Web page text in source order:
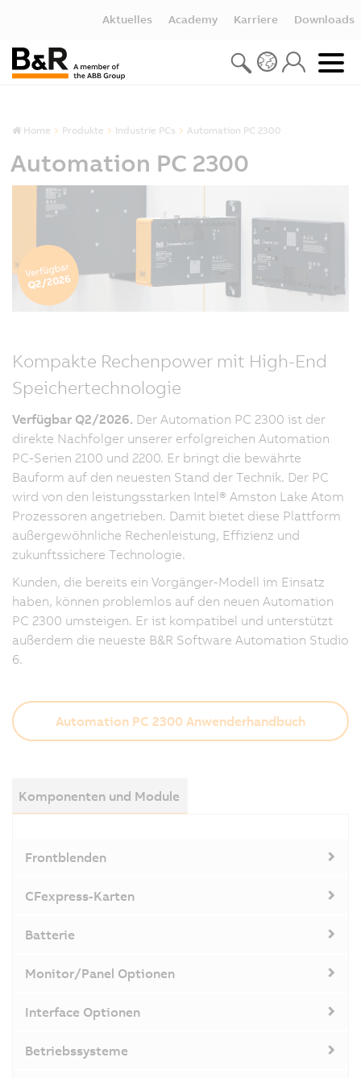
Aktuelles Academy Karriere Downloads
Home Produkte Industrie PCs Automation PC 2300
Automation PC 2300
Kompakte Rechenpower mit High-End
Speichertechnologie
Verfügbar Q2/2026. Der Automation PC 2300 ist der
direkte Nachfolger unserer erfolgreichen Automation
PC-Serien 2100 und 2200. Er bringt die bewährte
Bauform auf den neuesten Stand der Technik. Der PC
wird von den leistungsstarken Intel® Amston Lake Atom
Prozessoren angetrieben. Damit bietet diese Plattform
außergewöhnliche Rechenleistung, Effizienz und
zukunftssichere Technologie.
Kunden, die bereits ein Vorgänger-Modell im Einsatz
haben, können problemlos auf den neuen Automation
PC 2300 umsteigen. Er ist kompatibel und unterstützt
außerdem die neueste B&R Software Automation Studio
6.
Automation PC 2300 Anwenderhandbuch
Komponenten und Module
Frontblenden
CFexpress-Karten
Batterie
Monitor/Panel Optionen
Interface Optionen
Betriebssysteme